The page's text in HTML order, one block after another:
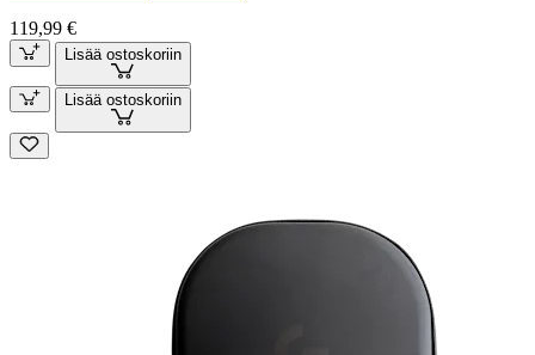
119,99 €
Lisää ostoskoriin
Lisää ostoskoriin